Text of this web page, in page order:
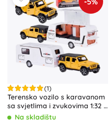
(1)
Terensko vozilo s karavanom
sa svjetlima i zvukovima 1:32 –
žutoNa skladištu